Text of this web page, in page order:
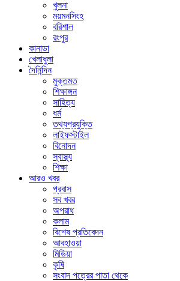
খুলনা
ময়মনসিংহ
বরিশাল
রংপুর
কানাডা
খেলাধুলা
দৈনিন্দিন
মুক্তমত
শিক্ষাঙ্গন
সাহিত্য
ধর্ম
তথ্যপ্রযুক্তি
লাইফস্টাইল
বিনোদন
স্বাস্থ্য
শিক্ষা
আরও খবর
প্রবাস
সব খবর
অপরাধ
কলাম
বিশেষ প্রতিবেদন
আবহাওয়া
মিডিয়া
কৃষি
সংবাদ পত্রের পাতা থেকে